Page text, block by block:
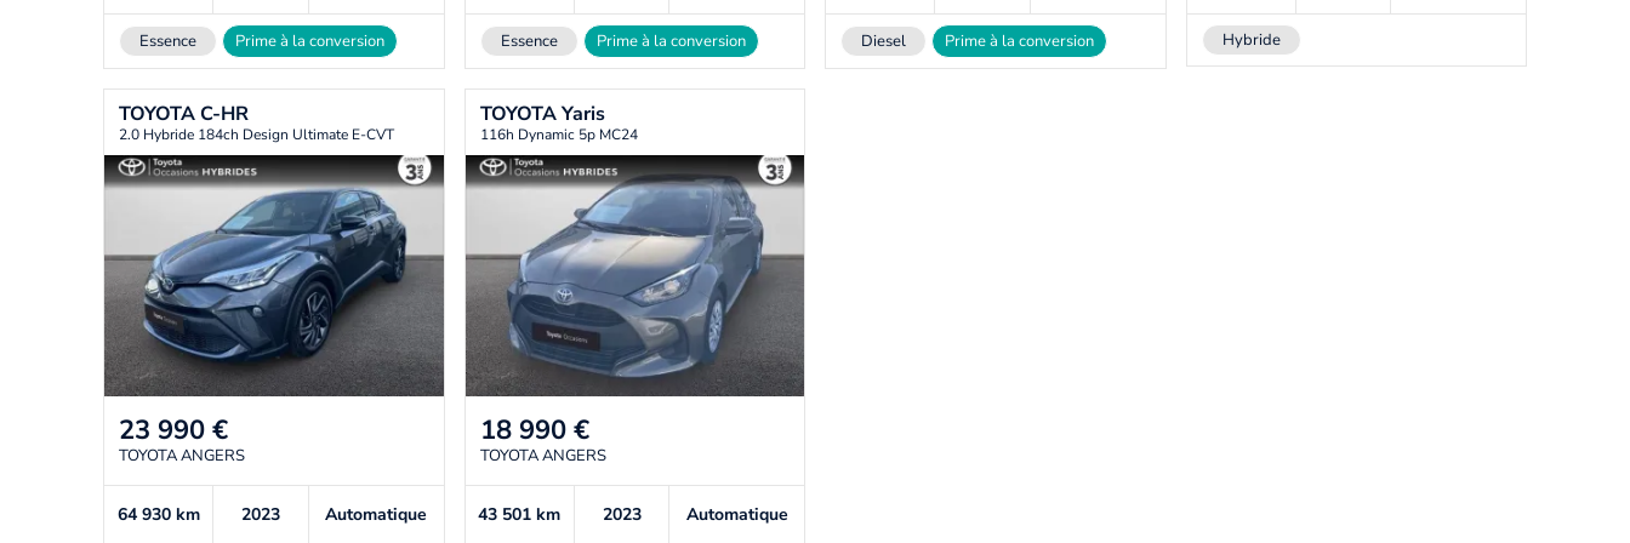
Essence Prime à la conversion Essence Prime à la conversion Diesel Prime à la conversion Hybride
TOYOTAC-HR
2.0 Hybride 184ch Design Ultimate E-CVT
23 990 €
TOYOTA ANGERS
64 930 km 2023 Automatique
TOYOTAYaris
116h Dynamic 5p MC24
18 990 €
TOYOTA ANGERS
43 501km 2023 Automatique